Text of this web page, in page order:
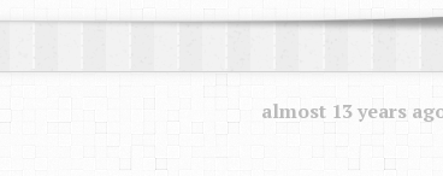
almost 13 years